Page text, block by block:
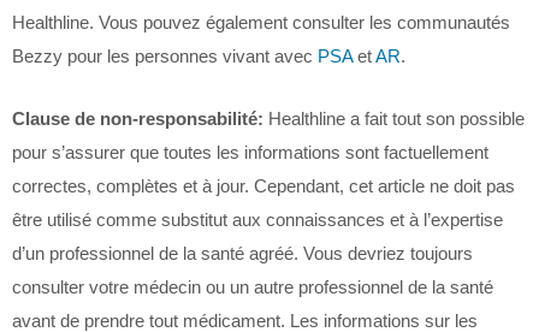
Healthline. Vous pouvez également consulter les communautés
Bezzy pour les personnes vivant avec PSAetAR.
Clause de non-responsabilité: Healthline a fait tout son possible
pour s’assurer que toutes les informations sont factuellement
correctes, complètes et à jour. Cependant, cet article ne doit pas
être utilisé comme substitut aux connaissances et à l’expertise
d’un professionnel de la santé agréé. Vous devriez toujours
consulter votre médecin ou un autre professionnel de la santé
avant de prendre tout médicament. Les informations sur les